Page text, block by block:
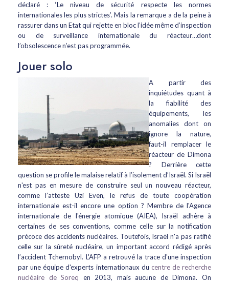
déclaré : ‘Le niveau de sécurité respecte les normes
internationales les plus strictes’. Mais la remarque a de la peine à
rassurer dans un Etat qui rejette en bloc l’idée même d’inspection
ou de surveillance internationale du réacteur…dont
l’obsolescence n’est pas programmée.
Jouer solo
A partir des
inquiétudes quant à
la fiabilité des
équipements, les
anomalies dont on
ignore la nature,
faut-il remplacer le
réacteur de Dimona
? Derrière cette
question se profile le malaise relatif à l’isolement d’Israël. Si Israël
n'est pas en mesure de construire seul un nouveau réacteur,
comme l’atteste Uzi Even, le refus de toute coopération
internationale est-il encore une option ? Membre de l'Agence
internationale de l'énergie atomique (AIEA), Israël adhère à
certaines de ses conventions, comme celle sur la notification
précoce des accidents nucléaires. Toutefois, Israël n'a pas ratifié
celle sur la sûreté nucléaire, un important accord rédigé après
l’accident Tchernobyl. L'AFP a retrouvé la trace d'une inspection
par une équipe d'experts internationaux du centre de recherche
nucléaire de Soreq en 2013, mais aucune de Dimona. On